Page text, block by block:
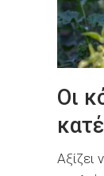
Οι
Αξίζει